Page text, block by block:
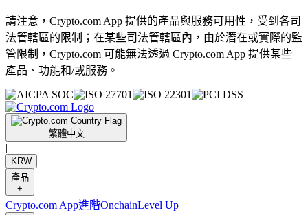
請注意，Crypto.com App 提供的產品與服務可用性，受到各司
法管轄區的限制；在某些司法管轄區內，由於潛在或實際的監
管限制，Crypto.com 可能無法透過 Crypto.com App 提供某些
產品、功能和/或服務。
繁體中文
|
KRW
產品
+
Crypto.com App進階OnchainLevel Up